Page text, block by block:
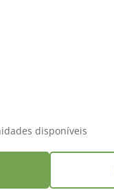
disponíveis